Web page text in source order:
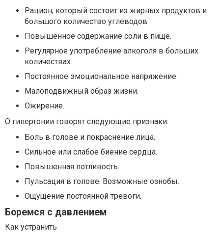
Рацион, который состоит из жирных продуктов и
большого количество углеводов.
Повышенное содержание соли в пище.
Регулярное употребление алкоголя в больших
количествах.
Постоянное эмоциональное напряжение.
Малоподвижный образ жизни.
Ожирение.
О гипертонии говорят следующие признаки:
Боль в голове и покраснение лица.
Сильное или слабое биение сердца.
Повышенная потливость.
Пульсация в голове. Возможные ознобы.
Ощущение постоянной тревоги.
Боремся с давлением
Как устранить